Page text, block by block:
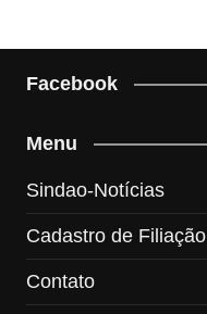
Facebook
Menu
Sindao-Notícias
Cadastro de Filiação
Contato